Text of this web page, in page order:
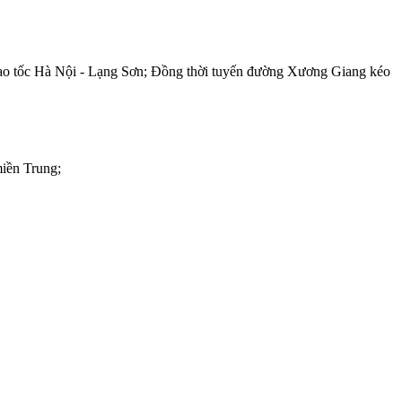
tốc Hà Nội - Lạng Sơn; Đồng thời tuyến đường Xương Giang kéo
Trung;